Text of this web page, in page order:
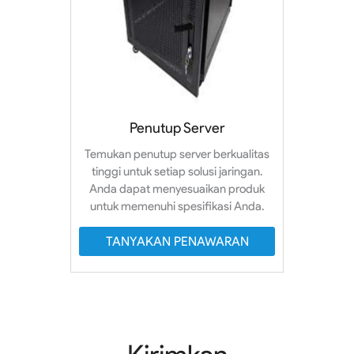
Penutup Server
Temukan penutup server berkualitas
tinggi untuk setiap solusi jaringan.
Anda dapat menyesuaikan produk
untuk memenuhi spesifikasi Anda.
TANYAKAN PENAWARAN